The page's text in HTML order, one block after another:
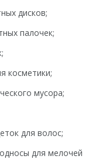
дисков;
палочек;
косметики;
мусора;
для волос;
для мелочей